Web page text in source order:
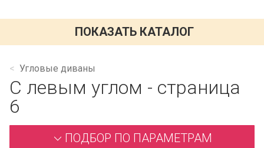
ПОКАЗАТЬ КАТАЛОГ
Угловые диваны
С левым углом - страница
6
ПОДБОР ПО ПАРАМЕТРАМ